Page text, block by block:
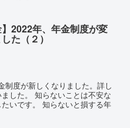
】2022年、年金制度が変
た（２）
制度が新しくなりました。詳し
した。 知らないことは不安な
いです。 知らないと損する年